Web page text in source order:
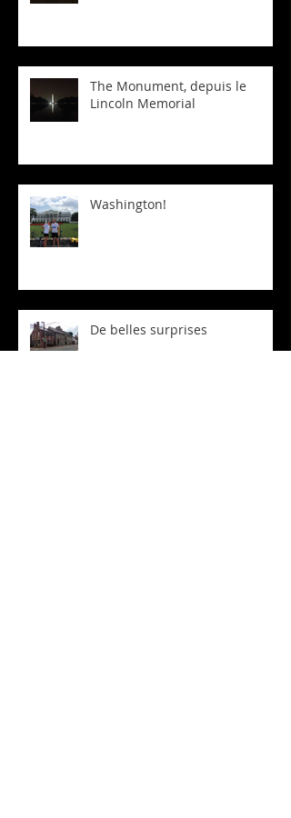
The Monument, depuis le
Lincoln Memorial
Washington!
De belles surprises